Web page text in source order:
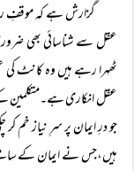
گزارش ہے کہ موقفِ
عقل سے شناسائی بھی
ٹھہرا رہے ہیں وہ کانٹ کی
عقل انکاری ہے۔متکلمین
جو درِ ایمان پر سرِ نیاز
ہیں،جس نے ایمان کے